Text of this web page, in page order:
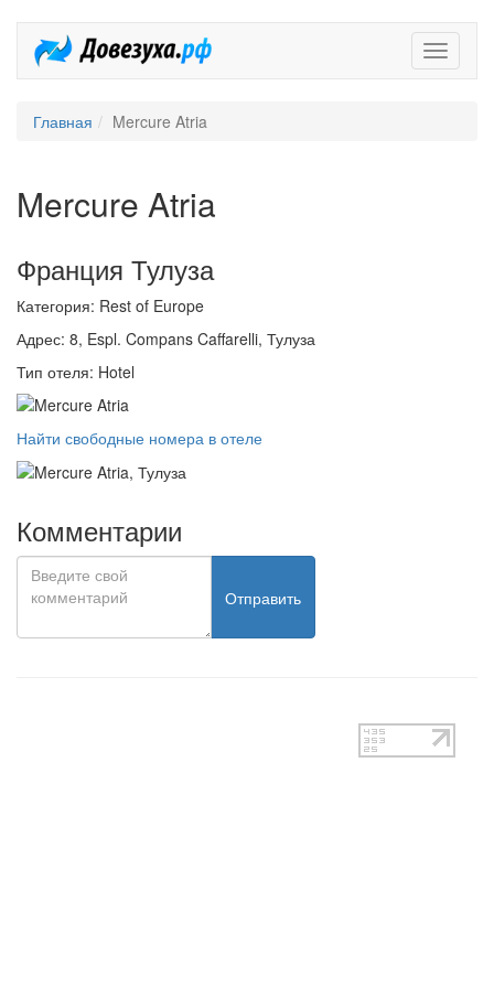
Главная Mercure Atria
Mercure Atria
Франция Тулуза
Категория: Rest of Europe
Адрес: 8, Espl. Compans Caffarelli, Тулуза
Тип отеля: Hotel
Найти свободные номера в отеле
Комментарии
Отправить